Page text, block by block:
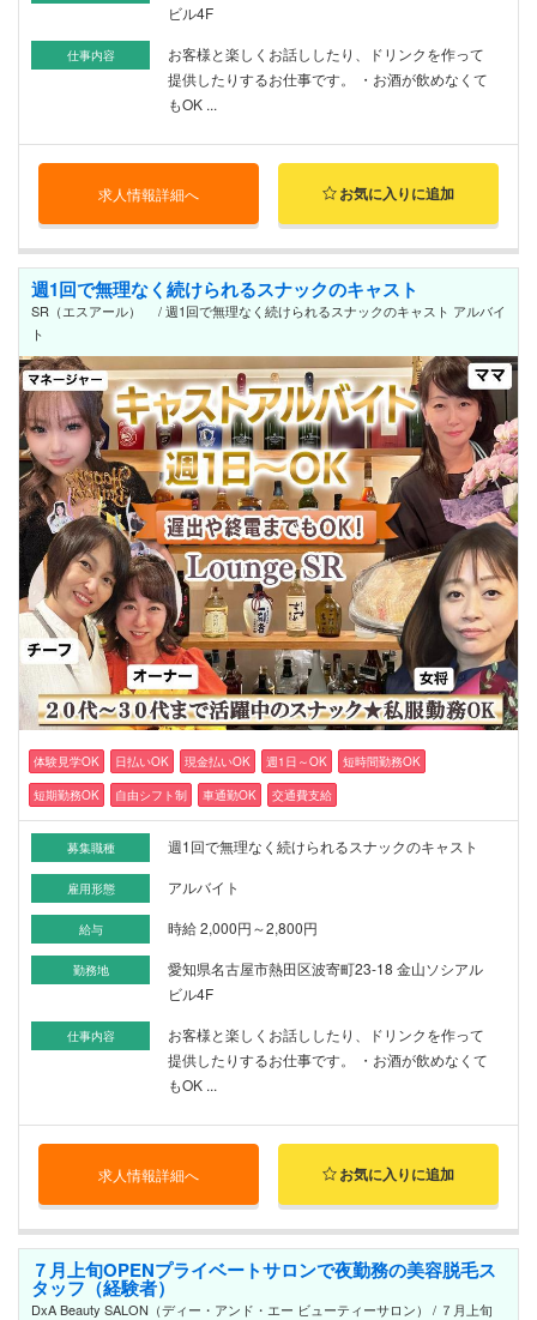
ビル4F
仕事内容
お客様と楽しくお話ししたり、ドリンクを作って
提供したりするお仕事です。 ・お酒が飲めなくて
もOK ...
求人情報詳細へ お気に入りに追加
週1回で無理なく続けられるスナックのキャスト
SR（エスアール） / 週1回で無理なく続けられるスナックのキャスト アルバイ
ト
体験見学OK 日払いOK 現金払いOK 週1日～OK
短時間勤務OK
短期勤務OK
自由シフト制 車通勤OK 交通費支給
募集職種 週1回で無理なく続けられるスナックのキャスト
雇用形態 アルバイト
給与 時給 2,000円～2,800円
勤務地
愛知県名古屋市熱田区波寄町23-18 金山ソシアル
ビル4F
仕事内容
お客様と楽しくお話ししたり、ドリンクを作って
提供したりするお仕事です。 ・お酒が飲めなくて
もOK ...
求人情報詳細へ お気に入りに追加
７月上旬OPENプライベートサロンで夜勤務の美容脱毛ス
タッフ（経験者）
DxA Beauty SALON（ディー・アンド・エー ビューティーサロン） / ７月上旬